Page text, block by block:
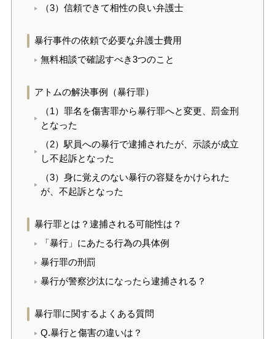
（3）信頼できて相性の良い弁護士
暴行事件の依頼で必要な弁護士費用
無料相談で確認すべき3つのこと
アトムの解決事例（暴行罪）
（1）罪名を傷害罪から暴行罪へと変更、罰金刑
となった
（2）駅員への暴行で逮捕されたが、示談が成立
し不起訴となった
（3）身に覚えのない暴行の容疑をかけられた
が、不起訴となった
暴行罪とは？逮捕される可能性は？
「暴行」にあたる行為の具体例
暴行罪の刑罰
暴行が警察沙汰になったら逮捕される？
暴行罪に関するよくある質問
Q.暴行と傷害の違いは？